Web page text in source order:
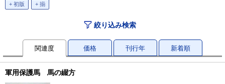
+ 初版 + 揃
絞り込み検索
関連度 価格 刊行年 新着順
軍用保護馬 馬の綴方